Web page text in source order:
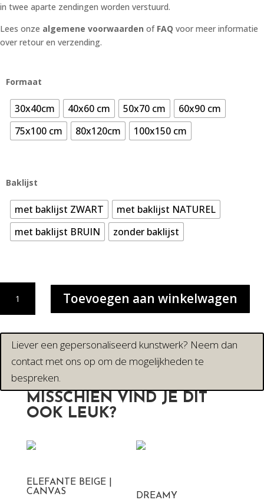
in twee aparte zendingen worden verstuurd.
Lees onze algemene voorwaarden of FAQ voor meer informatie
over retour en verzending.
Formaat
30x40cm 40x60 cm 50x70 cm
60x90 cm
75x100 cm
80x120cm 100x150 cm
Baklijst
met baklijst ZWART
met baklijst NATUREL
met baklijst BRUIN
zonder baklijst
FLOWERGIRL
CANVAS
aantal
Toevoegen aan winkelwagen
Liever een gepersonaliseerd kunstwerk? Neem dan
contact met ons op om de mogelijkheden te
bespreken.
MISSCHIEN VIND JE DIT
OOK LEUK?
ELEFANTE BEIGE |
CANVAS
DREAMY